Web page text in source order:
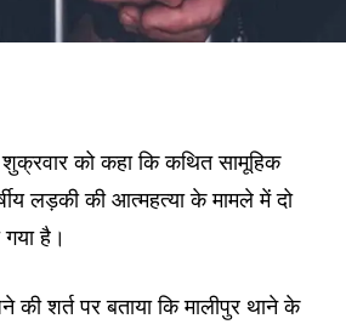
को कहा कि कथित सामूहिक
लड़की की आत्महत्या के मामले में दो
गया है।
की शर्त पर बताया कि मालीपुर थाने के